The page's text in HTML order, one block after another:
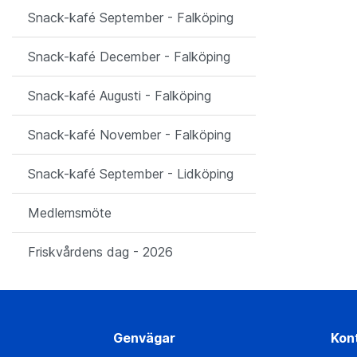
Snack-kafé September - Falköping
Snack-kafé December - Falköping
Snack-kafé Augusti - Falköping
Snack-kafé November - Falköping
Snack-kafé September - Lidköping
Medlemsmöte
Friskvårdens dag - 2026
Genvägar